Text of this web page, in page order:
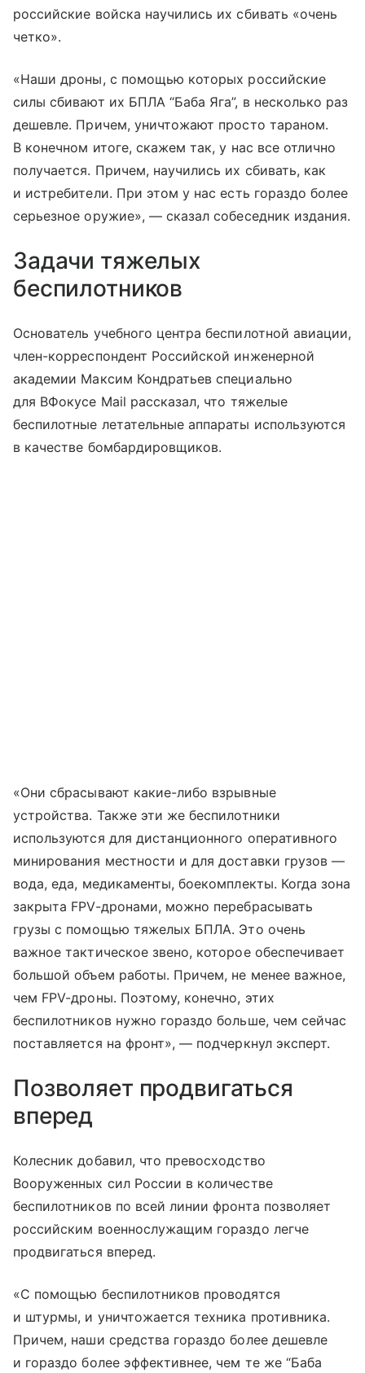
российские войска научились их сбивать «очень
четко».
«Наши дроны, с помощью которых российские
силы сбивают их БПЛА “Баба Яга”, в несколько раз
дешевле. Причем, уничтожают просто тараном.
В конечном итоге, скажем так, у нас все отлично
получается. Причем, научились их сбивать, как
и истребители. При этом у нас есть гораздо более
серьезное оружие», — сказал собеседник издания.
Задачи тяжелых
беспилотников
Основатель учебного центра беспилотной авиации,
член-корреспондент Российской инженерной
академии Максим Кондратьев специально
для ВФокусе Mail рассказал, что тяжелые
беспилотные летательные аппараты используются
в качестве бомбардировщиков.
«Они сбрасывают какие-либо взрывные
устройства. Также эти же беспилотники
используются для дистанционного оперативного
минирования местности и для доставки грузов —
вода, еда, медикаменты, боекомплекты. Когда зона
закрыта FPV-дронами, можно перебрасывать
грузы с помощью тяжелых БПЛА. Это очень
важное тактическое звено, которое обеспечивает
большой объем работы. Причем, не менее важное,
чем FPV-дроны. Поэтому, конечно, этих
беспилотников нужно гораздо больше, чем сейчас
поставляется на фронт», — подчеркнул эксперт.
Позволяет продвигаться
вперед
Колесник добавил, что превосходство
Вооруженных сил России в количестве
беспилотников по всей линии фронта позволяет
российским военнослужащим гораздо легче
продвигаться вперед.
«С помощью беспилотников проводятся
и штурмы, и уничтожается техника противника.
Причем, наши средства гораздо более дешевле
и гораздо более эффективнее, чем те же “Баба